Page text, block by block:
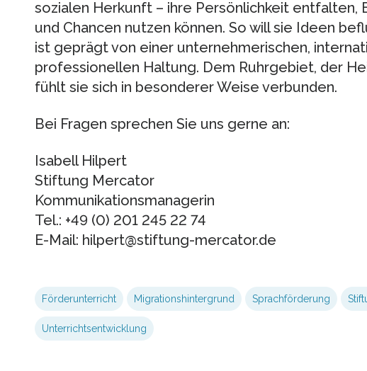
sozialen Herkunft – ihre Persönlichkeit entfalten,
und Chancen nutzen können. So will sie Ideen
ist geprägt von einer unternehmerischen,
professionellen Haltung. Dem Ruhrgebiet, der
fühlt sie sich in besonderer Weise verbunden.
Bei Fragen sprechen Sie uns gerne an:
Isabell Hilpert
Stiftung Mercator
Kommunikationsmanagerin
Tel.: +49 (0) 201 245 22 74
E-Mail: hilpert@stiftung-mercator.de
Förderunterricht Migrationshintergrund Sprachförderung
Unterrichtsentwicklung